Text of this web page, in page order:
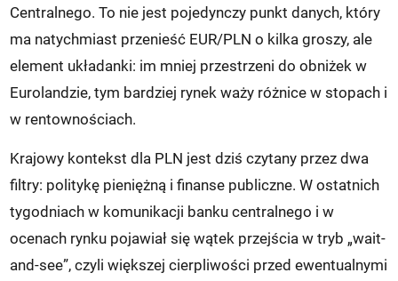
Centralnego. To nie jest pojedynczy punkt danych, który
ma natychmiast przenieść EUR/PLN o kilka groszy, ale
element układanki: im mniej przestrzeni do obniżek w
Eurolandzie, tym bardziej rynek waży różnice w stopach i
w rentownościach.
Krajowy kontekst dla PLN jest dziś czytany przez dwa
filtry: politykę pieniężną i finanse publiczne. W ostatnich
tygodniach w komunikacji banku centralnego i w
ocenach rynku pojawiał się wątek przejścia w tryb „wait-
and-see”, czyli większej cierpliwości przed ewentualnymi